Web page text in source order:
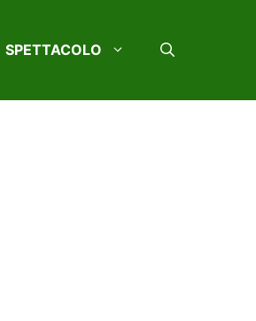
SPETTACOLO